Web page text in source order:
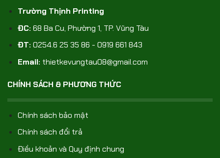
Trường Thịnh Printing
ĐC: 68 Ba Cu, Phường 1, TP. Vũng Tàu
ĐT: 0254.6 25 35 86 - 0919 661 843
Email: thietkevungtau08@gmail.com
CHÍNH SÁCH & PHƯƠNG THỨC
Chính sách bảo mật
Chính sách đổi trả
Điều khoản và Quy định chung